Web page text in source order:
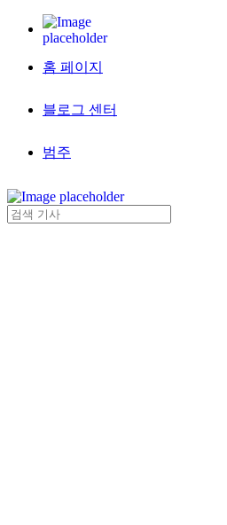
홈 페이지
블로그 센터
범주